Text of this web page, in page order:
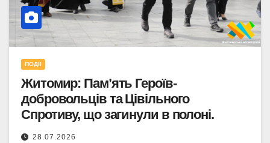
ПОДІЇ
Житомир: Пам’ять Героїв-
добровольців та Цівільного
Спротиву, що загинули в полоні.
28.07.2026